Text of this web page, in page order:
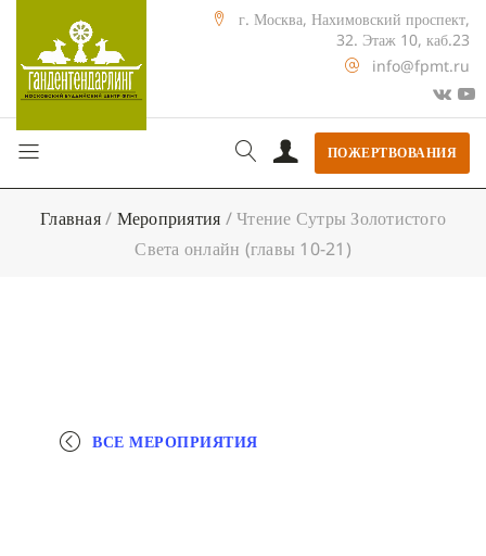
г. Москва, Нахимовский проспект,
32. Этаж 10, каб.23
info@fpmt.ru
ПОЖЕРТВОВАНИЯ
Главная/ Мероприятия /Чтение Сутры Золотистого
Света онлайн (главы 10-21)
ВСЕ МЕРОПРИЯТИЯ